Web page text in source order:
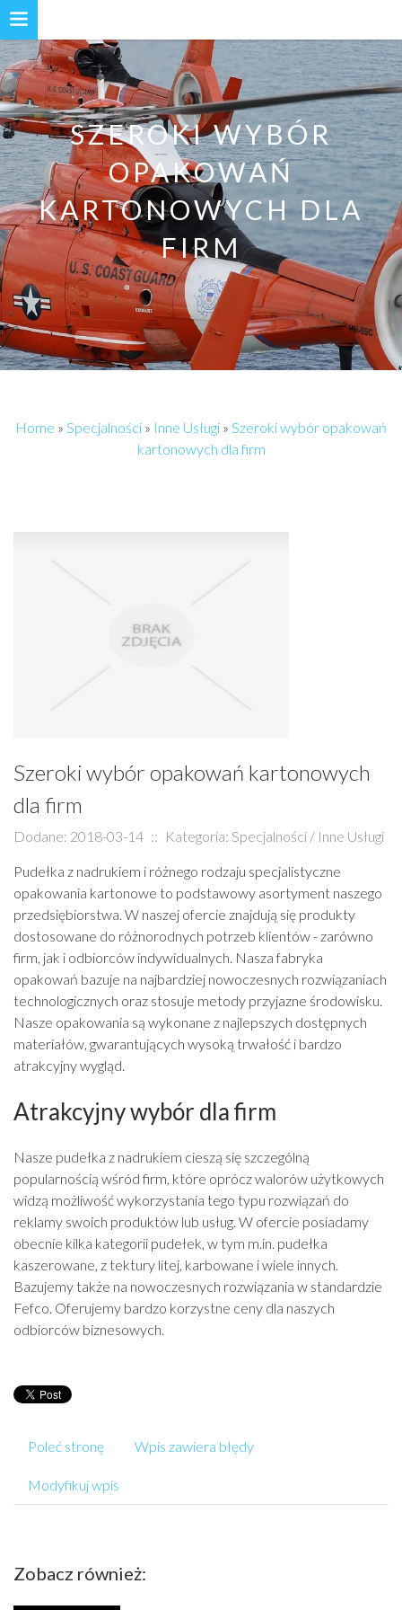
SZEROKI WYBÓR
OPAKOWAŃ
KARTONOWYCH DLA
FIRM
Home » Specjalności » Inne Usługi » Szeroki wybór opakowań
kartonowych dla firm
Szeroki wybór opakowań kartonowych
dla firm
Dodane: 2018-03-14 :: Kategoria: Specjalności / Inne Usługi
Pudełka z nadrukiem i różnego rodzaju specjalistyczne
opakowania kartonowe to podstawowy asortyment naszego
przedsiębiorstwa. W naszej ofercie znajdują się produkty
dostosowane do różnorodnych potrzeb klientów - zarówno
firm, jak i odbiorców indywidualnych. Nasza fabryka
opakowań bazuje na najbardziej nowoczesnych rozwiązaniach
technologicznych oraz stosuje metody przyjazne środowisku.
Nasze opakowania są wykonane z najlepszych dostępnych
materiałów, gwarantujących wysoką trwałość i bardzo
atrakcyjny wygląd.
Atrakcyjny wybór dla firm
Nasze pudełka z nadrukiem cieszą się szczególną
popularnością wśród firm, które oprócz walorów użytkowych
widzą możliwość wykorzystania tego typu rozwiązań do
reklamy swoich produktów lub usług. W ofercie posiadamy
obecnie kilka kategorii pudełek, w tym m.in. pudełka
kaszerowane, z tektury litej, karbowane i wiele innych.
Bazujemy także na nowoczesnych rozwiązania w standardzie
Fefco. Oferujemy bardzo korzystne ceny dla naszych
odbiorców biznesowych.
Poleć stronę Wpis zawiera błędy
Modyfikuj wpis
Zobacz również: